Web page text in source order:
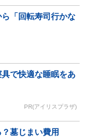
「回転寿司行かな
具で快適な睡眠をあ
PR(アイリスプラザ)
墓じまい費用